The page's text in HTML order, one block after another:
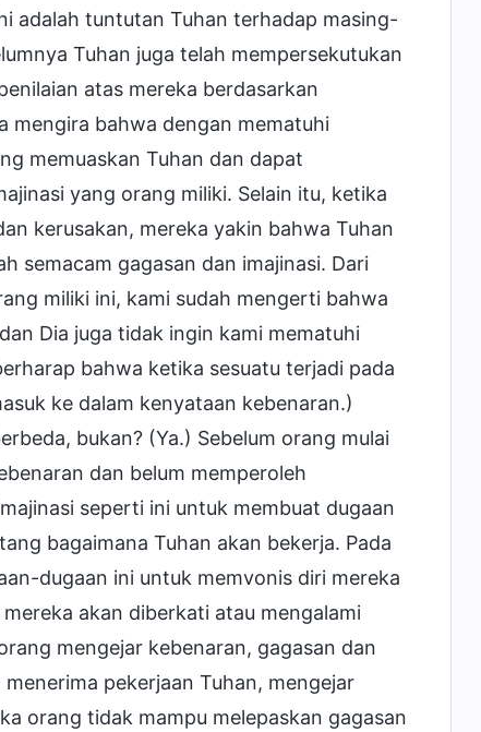
adalah tuntutan Tuhan terhadap masing-
Tuhan juga telah mempersekutukan
atas mereka berdasarkan
mengira bahwa dengan mematuhi
memuaskan Tuhan dan dapat
yang orang miliki. Selain itu, ketika
kerusakan, mereka yakin bahwa Tuhan
semacam gagasan dan imajinasi. Dari
miliki ini, kami sudah mengerti bahwa
Dia juga tidak ingin kami mematuhi
bahwa ketika sesuatu terjadi pada
ke dalam kenyataan kebenaran.)
bukan? (Ya.) Sebelum orang mulai
dan belum memperoleh
seperti ini untuk membuat dugaan
bagaimana Tuhan akan bekerja. Pada
dugaan ini untuk memvonis diri mereka
akan diberkati atau mengalami
mengejar kebenaran, gagasan dan
pekerjaan Tuhan, mengejar
orang tidak mampu melepaskan gagasan